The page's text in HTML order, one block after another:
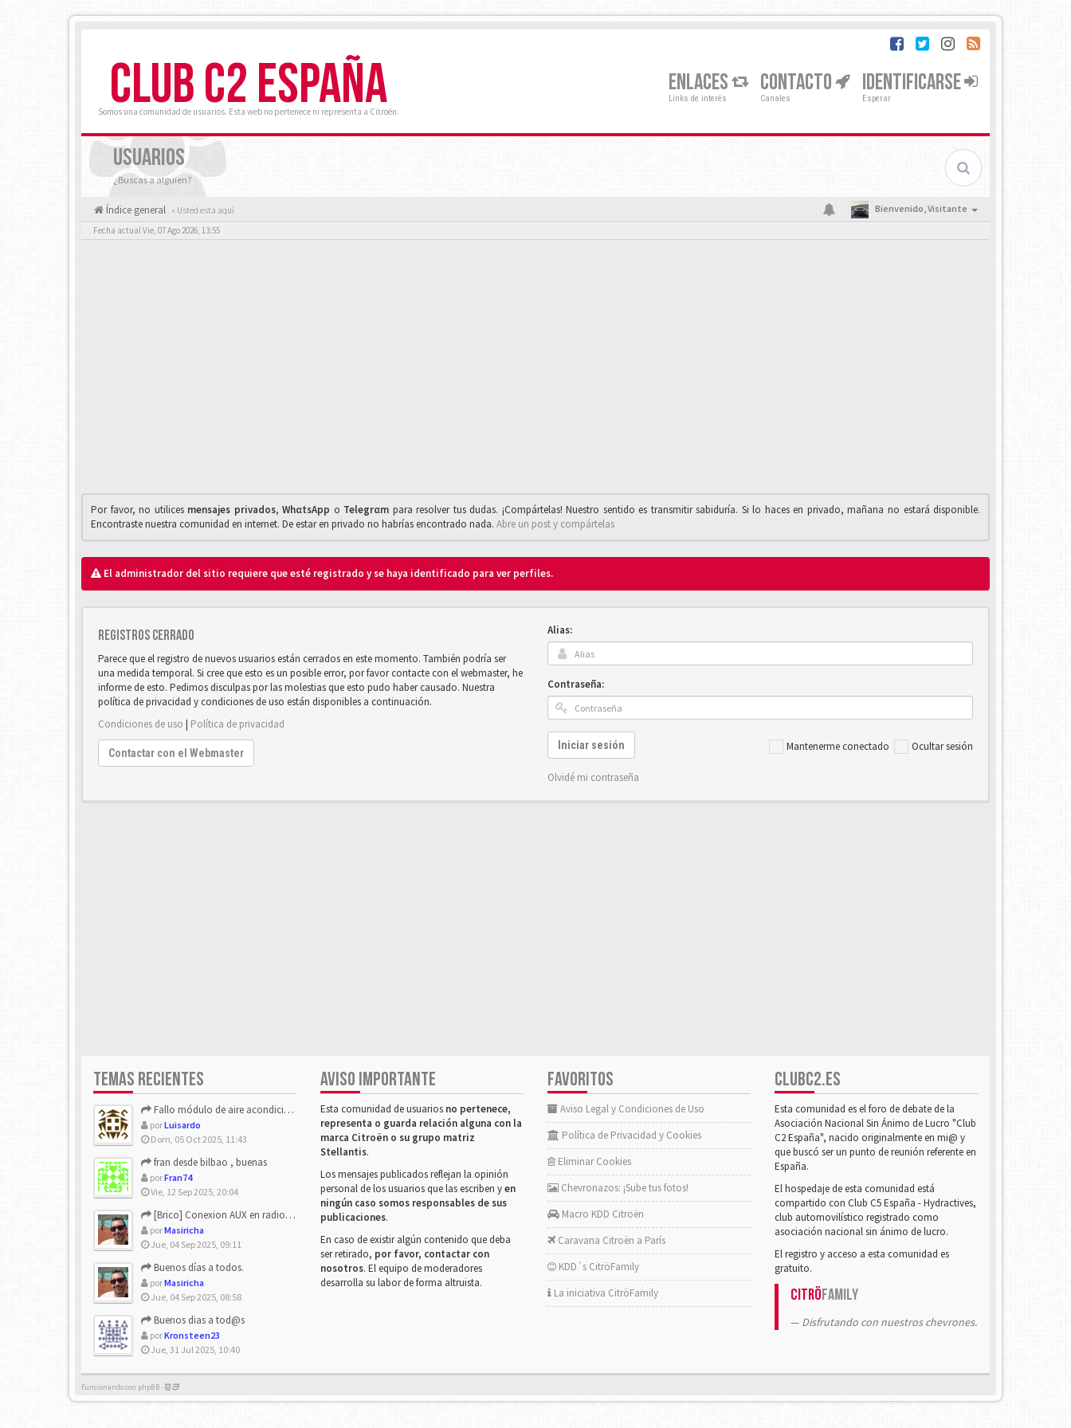
CLUB C2 ESPAÑA
Somos una comunidad de usuarios. Esta web no pertenece ni representa a Citroën.
ENLACES
Links de interés
CONTACTO
Canales
IDENTIFICARSE
Esperar
USUARIOS
¿Buscas a alguien?
Índice general « Usted esta aquí Bienvenido,Visitante
Fecha actual Vie, 07 Ago 2026, 13:55
Por favor, no utilices mensajes privados,WhαtsApp o Telegrαm para resolver tus dudas. ¡Compártelas! Nuestro sentido es transmitir sabiduría. Si lo haces en privado, mañana no estará disponible.
Encontraste nuestra comunidad en internet. De estar en privado no habrías encontrado nada. Abre un post y compártelas
El administrador del sitio requiere que esté registrado y se haya identificado para ver perfiles.
Registros cerrado
Parece que el registro de nuevos usuarios están cerrados en este momento. También podría ser
una medida temporal. Si cree que esto es un posible error, por favor contacte con el webmaster, he
informe de esto. Pedimos disculpas por las molestias que esto pudo haber causado. Nuestra
política de privacidad y condiciones de uso están disponibles a continuación.
Condiciones de uso | Política de privacidad
Contactar con el Webmaster
Alias:
Contraseña:
Mantenerme conectado Ocultar sesión
Iniciar sesión
Olvidé mi contraseña
TEMAS RECIENTES
Fallo módulo de aire acondicionado
porLuisardo
Dom, 05 Oct 2025, 11:43
fran desde bilbao , buenas
porFran74
Vie, 12 Sep 2025, 20:04
[Brico] Conexion AUX en radio de origen
porMasiricha
Jue, 04 Sep 2025, 09:11
Buenos días a todos.
porMasiricha
Jue, 04 Sep 2025, 08:58
Buenos dias a tod@s
porKronsteen23
Jue, 31 Jul 2025, 10:40
AVISO IMPORTANTE
Esta comunidad de usuarios no pertenece,
representa o guarda relación alguna con la
marca Citroën o su grupo matriz
Stellantis.
Los mensajes publicados reflejan la opinión
personal de los usuarios que las escriben yen
ningún caso somos responsables de sus
publicaciones.
En caso de existir algún contenido que deba
ser retirado, por favor, contactar con
nosotros. El equipo de moderadores
desarrolla su labor de forma altruista.
FAVORITOS
Aviso Legal y Condiciones de Uso
Política de Privacidad y Cookies
Eliminar Cookies
Chevronazos: ¡Sube tus fotos!
Macro KDD Citroën
Caravana Citroën a París
KDD´s CitröFamily
La iniciativa CitröFamily
CLUBC2.ES
Esta comunidad es el foro de debate de la
Asociación Nacional Sin Ánimo de Lucro "Club
C2 España", nacido originalmente en mi@ y
que buscó ser un punto de reunión referente en
España.
El hospedaje de esta comunidad está
compartido con Club C5 España - Hydractives,
club automovilístico registrado como
asociación nacional sin ánimo de lucro.
El registro y acceso a esta comunidad es
gratuito.
CitröFamily
Disfrutando con nuestros chevrones.
Funcionando con phpBB -